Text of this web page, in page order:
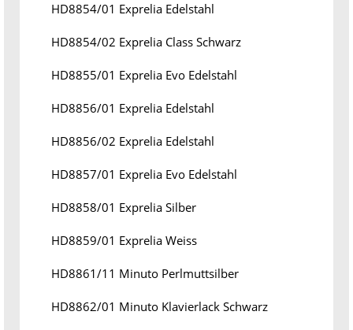
HD8854/01 Exprelia Edelstahl
HD8854/02 Exprelia Class Schwarz
HD8855/01 Exprelia Evo Edelstahl
HD8856/01 Exprelia Edelstahl
HD8856/02 Exprelia Edelstahl
HD8857/01 Exprelia Evo Edelstahl
HD8858/01 Exprelia Silber
HD8859/01 Exprelia Weiss
HD8861/11 Minuto Perlmuttsilber
HD8862/01 Minuto Klavierlack Schwarz